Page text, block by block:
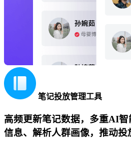
笔记投放管理工具
高频更新笔记数据，多重AI
信息、解析人群画像，推动投